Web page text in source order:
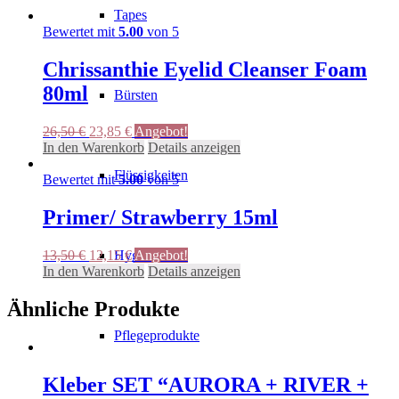
Tapes
Bürsten
Flüssigkeiten
Hygiene
Pflegeprodukte
Bewertet mit5.00 von 5
Chrissanthie Eyelid Cleanser Foam
80ml
26,50€ Ursprünglicher
Preis
26,50 €
23,85 €Aktueller
Preis
23,85 €.
Angebot!
In den Warenkorb Details anzeigen
Bewertet mit5.00von 5
Primer/ Strawberry 15ml
13,50€ Ursprünglicher
Preis
13,50 €
12,15€Aktueller
Preis
12,15 €.
Angebot!
In den Warenkorb Details anzeigen
Ähnliche Produkte
Kleber SET “AURORA + RIVER +